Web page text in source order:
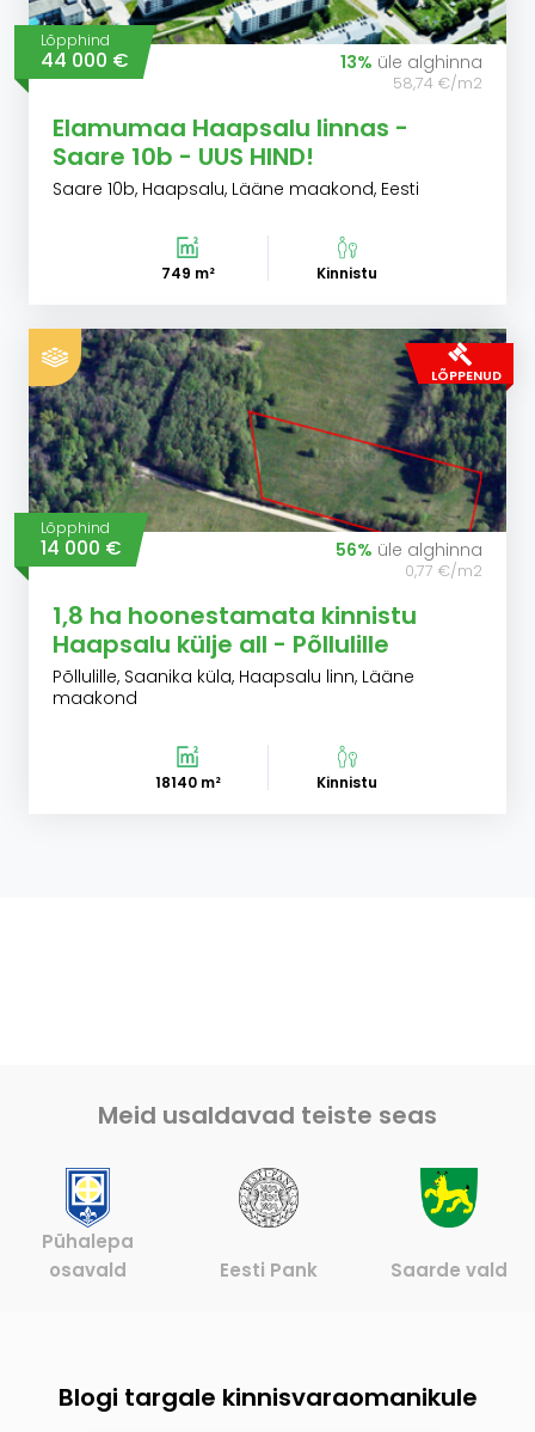
Lõpphind
44 000 € 13% üle alghinna
58,74 €/m2
Elamumaa Haapsalu linnas -
Saare 10b - UUS HIND!
Saare 10b, Haapsalu, Lääne maakond, Eesti
749 m² Kinnistu
LÕPPENUD
Lõpphind
14 000 € 56% üle alghinna
0,77 €/m2
1,8 ha hoonestamata kinnistu
Haapsalu külje all - Põllulille
Põllulille, Saanika küla, Haapsalu linn, Lääne
maakond
18140 m² Kinnistu
Meid usaldavad teiste seas
Pühalepa
osavald
Eesti Pank Saarde vald
Blogi targale kinnisvaraomanikule